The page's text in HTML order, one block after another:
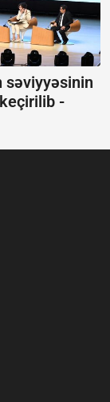
səviyyəsinin
-